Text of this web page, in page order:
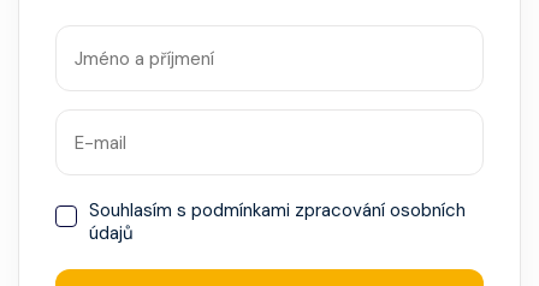
Souhlasím s podmínkami zpracování osobních
údajů